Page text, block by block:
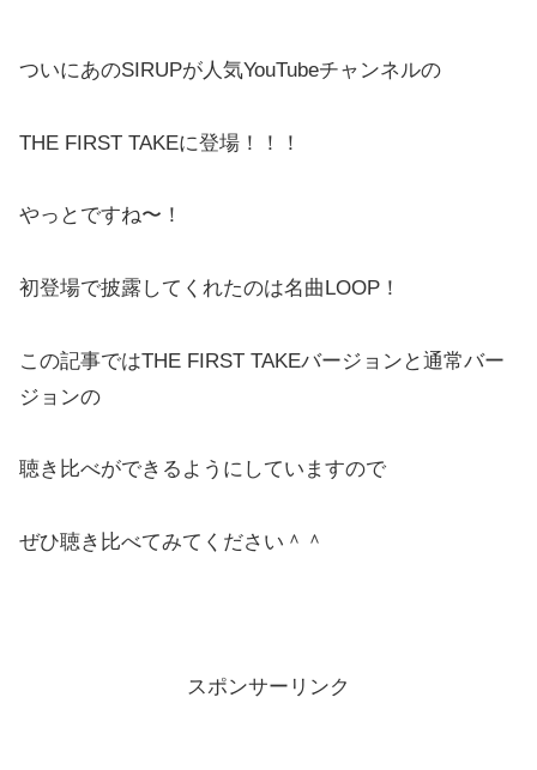
ついにあのSIRUPが人気YouTubeチャンネルの
THE FIRST TAKEに登場！！！
やっとですね〜！
初登場で披露してくれたのは名曲LOOP！
この記事ではTHE FIRST TAKEバージョンと通常バー
ジョンの
聴き比べができるようにしていますので
ぜひ聴き比べてみてください＾＾
スポンサーリンク